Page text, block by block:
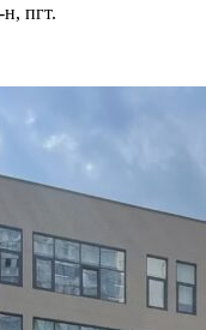
пгт.